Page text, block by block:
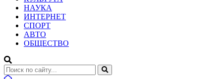
НАУКА
ИНТЕРНЕТ
СПОРТ
АВТО
ОБЩЕСТВО